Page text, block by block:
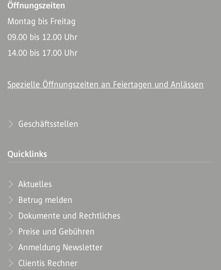
Öffnungszeiten
Montag bis Freitag
09.00 bis 12.00 Uhr
14.00 bis 17.00 Uhr
Spezielle Öffnungszeiten an Feiertagen und Anlässen
Geschäftsstellen
Quicklinks
Aktuelles
Betrug melden
Dokumente und Rechtliches
Preise und Gebühren
Anmeldung Newsletter
Clientis Rechner